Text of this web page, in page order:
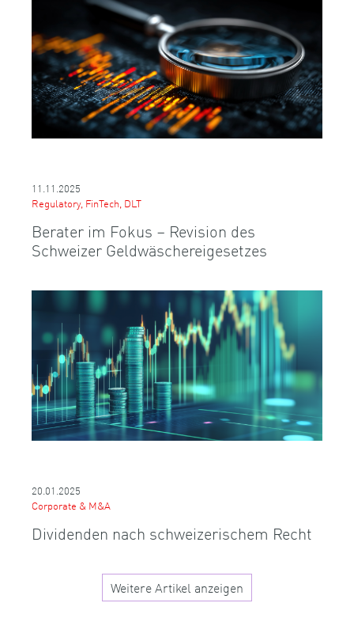
11.11.2025
Regulatory, FinTech, DLT
Berater im Fokus – Revision des
Schweizer Geldwäschereigesetzes
20.01.2025
Corporate & M&A
Dividenden nach schweizerischem Recht
Weitere Artikel anzeigen